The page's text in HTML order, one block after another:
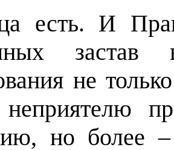
есть. И
не
но более